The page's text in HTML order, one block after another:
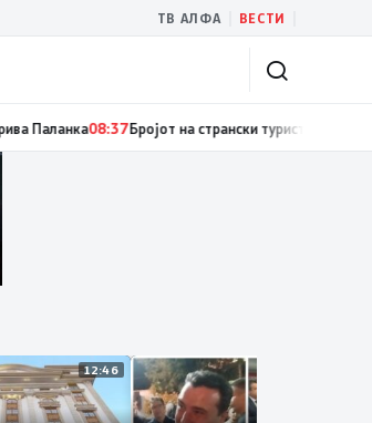
ТВ АЛФА ВЕСТИ
Гори ниска вегетација, дрва и пченка во Горно
12:46